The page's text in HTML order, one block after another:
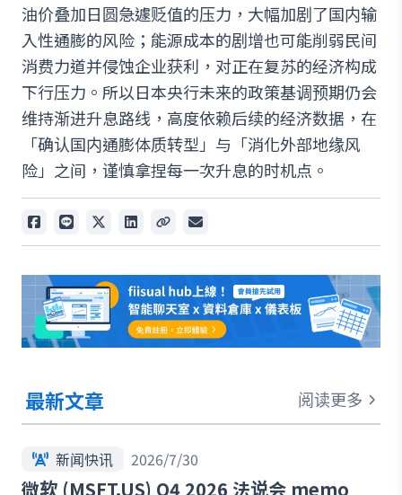
油价叠加日圆急遽贬值的压力，大幅加剧了国内输
入性通膨的风险；能源成本的剧增也可能削弱民间
消费力道并侵蚀企业获利，对正在复苏的经济构成
下行压力。所以日本央行未来的政策基调预期仍会
维持渐进升息路线，高度依赖后续的经济数据，在
「确认国内通膨体质转型」与「消化外部地缘风
险」之间，谨慎拿捏每一次升息的时机点。
最新文章 阅读更多
新闻快讯 2026/7/30
微软 (MSFT.US) Q4 2026 法说会 memo